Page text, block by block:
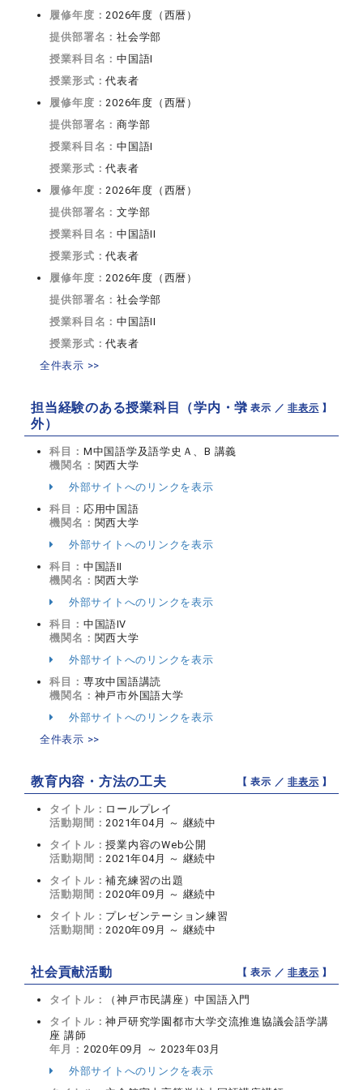
履修年度：2026年度（西暦）
提供部署名：社会学部
授業科目名：中国語I
授業形式：代表者
履修年度：2026年度（西暦）
提供部署名：商学部
授業科目名：中国語I
授業形式：代表者
履修年度：2026年度（西暦）
提供部署名：文学部
授業科目名：中国語II
授業形式：代表者
履修年度：2026年度（西暦）
提供部署名：社会学部
授業科目名：中国語II
授業形式：代表者
全件表示 >>
担当経験のある授業科目（学内・学
外）
【 表示 ／非表示 】
科目： M中国語学及語学史Ａ、B 講義
機関名： 関西大学
外部サイトへのリンクを表示
科目： 応用中国語
機関名： 関西大学
外部サイトへのリンクを表示
科目： 中国語Ⅱ
機関名： 関西大学
外部サイトへのリンクを表示
科目： 中国語Ⅳ
機関名： 関西大学
外部サイトへのリンクを表示
科目： 専攻中国語講読
機関名： 神戸市外国語大学
外部サイトへのリンクを表示
全件表示 >>
教育内容・方法の工夫 【 表示 ／非表示 】
タイトル： ロールプレイ
活動期間：2021年04月 ～ 継続中
タイトル：授業内容のWeb公開
活動期間：2021年04月 ～ 継続中
タイトル：補充練習の出題
活動期間：2020年09月 ～ 継続中
タイトル： プレゼンテーション練習
活動期間：2020年09月 ～ 継続中
社会貢献活動 【 表示 ／非表示 】
タイトル：
（神戸市民講座）中国語入門
タイトル：神戸研究学園都市大学交流推進協議会語学講
座 講師
年月： 2020年09月 ～ 2023年03月
外部サイトへのリンクを表示